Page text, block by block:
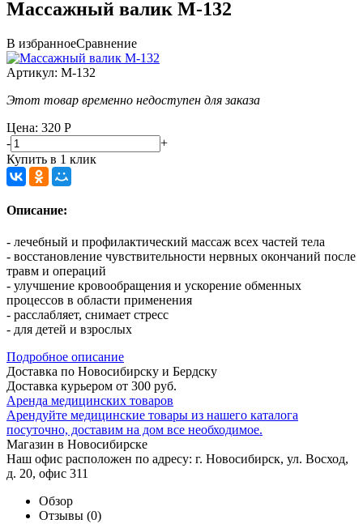
Массажный валик М-132
В избранноеСравнение
Артикул: М-132
Этот товар временно недоступен для заказа
Цена: 320 Р
-
+
Купить в 1 клик
Описание:
- лечебный и профилактический массаж всех частей тела
- восстановление чувствительности нервных окончаний после
травм и операций
- улучшение кровообращения и ускорение обменных
процессов в области применения
- расслабляет, снимает стресс
- для детей и взрослых
Подробное описание
Доставка по Новосибирску и Бердску
Доставка курьером от 300 руб.
Аренда медицинских товаров
Арендуйте медицинские товары из нашего каталога
посуточно, доставим на дом все необходимое.
Магазин в Новосибирске
Наш офис расположен по адресу: г. Новосибирск, ул. Восход,
д. 20, офис 311
Обзор
Отзывы (0)